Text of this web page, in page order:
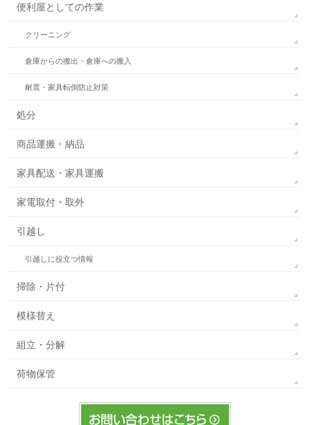
便利屋としての作業
クリーニング
倉庫からの搬出・倉庫への搬入
耐震・家具転倒防止対策
処分
商品運搬・納品
家具配送・家具運搬
家電取付・取外
引越し
引越しに役立つ情報
掃除・片付
模様替え
組立・分解
荷物保管